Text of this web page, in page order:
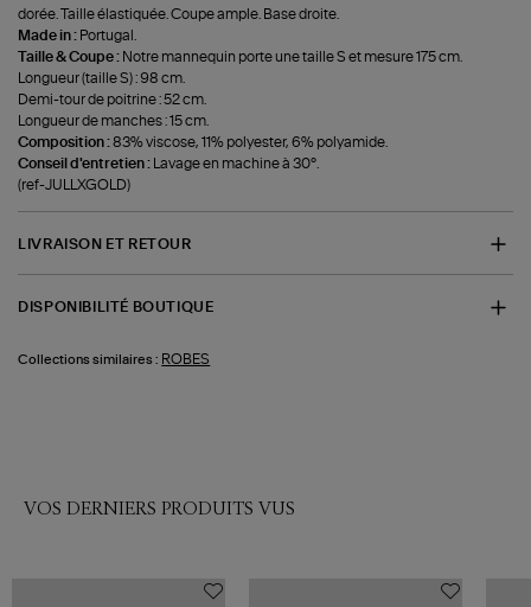
dorée. Taille élastiquée. Coupe ample. Base droite.
Made in : Portugal.
Taille & Coupe : Notre mannequin porte une taille S et mesure 175 cm.
Longueur (taille S) : 98 cm.
Demi-tour de poitrine : 52 cm.
Longueur de manches : 15 cm.
Composition :83% viscose, 11% polyester, 6% polyamide.
Conseil d'entretien :
Lavage en machine à 30°.
(ref-JULLXGOLD)
LIVRAISON ET RETOUR
DISPONIBILITÉ BOUTIQUE
Collections similaires : ROBES
VOS DERNIERS PRODUITS VUS